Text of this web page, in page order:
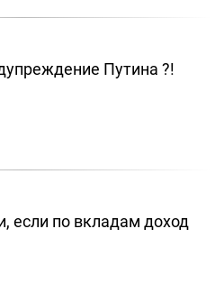
Путина ?!
если по вкладам доход